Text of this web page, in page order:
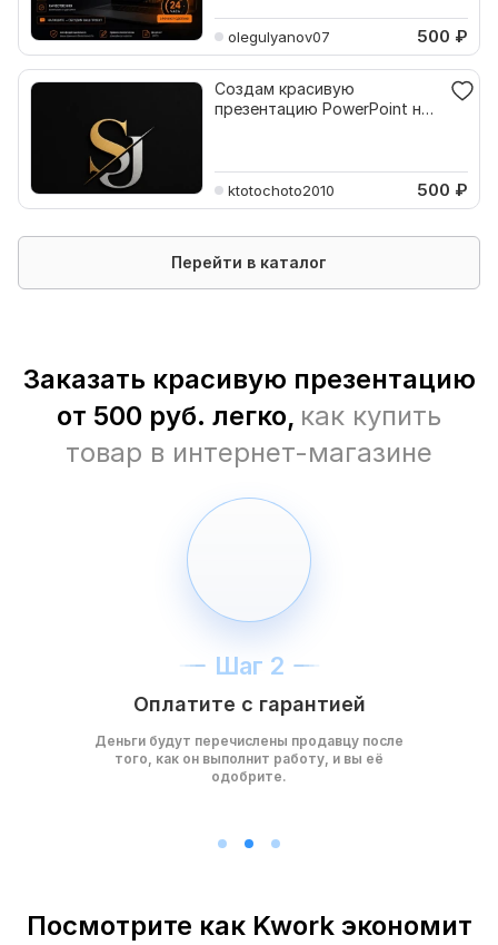
olegulyanov07 500 ₽
Создам красивую
презентацию PowerPoint на
ktotochoto2010 500 ₽
Перейти в каталог
Заказать красивую презентацию
от 500 руб. легко, как купить
товар в интернет-магазине
Шаг 2
Оплатите с гарантией
Деньги будут перечислены продавцу после
того, как он выполнит работу, и вы её
одобрите.
Посмотрите как Kwork экономит